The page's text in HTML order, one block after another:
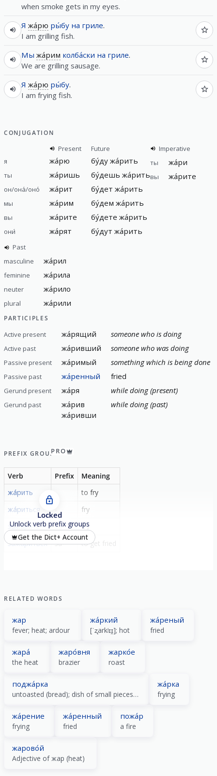
when smoke gets in my eyes.
Я жа́рю ры́бу на гриле.
I am grilling fish.
Мы жа́рим колба́ски на гриле.
We are grilling sausage.
Я жа́рю ры́бу.
I am frying fish.
CONJUGATION
Present
Future
я
жа́рю бу́ду жа́рить
ты жа́ришь бу́дешь жа́рить
он/она́/оно́ жа́рит бу́дет жа́рить
мы жа́рим бу́дем жа́рить
вы жа́рите бу́дете жа́рить
они́ жа́рят бу́дут жа́рить
Imperative
ты
жа́ри
вы жа́рите
Past
masculine
жа́рил
feminine жа́рила
neuter жа́рило
plural жа́рили
PARTICIPLES
Active present жа́рящий someone who is doing
Active past жа́ривший someone who was doing
Passive present жа́римый something which is being done
Passive past жа́ренный fried
Gerund present жа́ря while doing (present)
Gerund past
жа́рив
жа́ривши
while doing (past)
PREFIX GROUPPRO
Verb Prefix
Meaning
жа́рить
to fry
жа́риться
fry
зажа́рить
за-
fry
зажа́риться
за- to get fried
Locked
Unlock verb prefix groups
Get the Dict+ Account
RELATED WORDS
жар
fever; heat; ardour
жа́ркий
[ˈʐarkʲɪɪ̯]; hot
жа́реный
fried
жара́
the heat
жаро́вня
brazier
жарко́е
roast
поджа́рка
untoasted (bread); dish of small pieces of meat
жа́рка
frying
жа́рение
frying
жа́ренный
fried
пожа́р
a fire
жарово́й
Adjective of жар (heat)